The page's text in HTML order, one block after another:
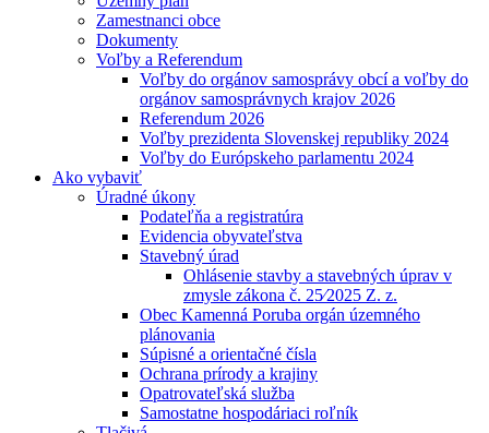
Zamestnanci obce
Dokumenty
Voľby a Referendum
Voľby do orgánov samosprávy obcí a voľby do
orgánov samosprávnych krajov 2026
Referendum 2026
Voľby prezidenta Slovenskej republiky 2024
Voľby do Európskeho parlamentu 2024
Ako vybaviť
Úradné úkony
Podateľňa a registratúra
Evidencia obyvateľstva
Stavebný úrad
Ohlásenie stavby a stavebných úprav v
zmysle zákona č. 25⁄2025 Z. z.
Obec Kamenná Poruba orgán územného
plánovania
Súpisné a orientačné čísla
Ochrana prírody a krajiny
Opatrovateľská služba
Samostatne hospodáriaci roľník